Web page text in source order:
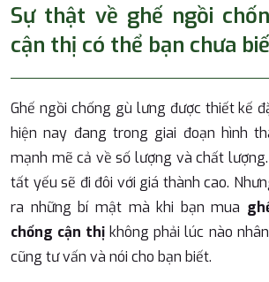
Sự thật về ghế ngồi
cận thị có thể bạn chưa
Ghế ngồi chống gù lưng được thiết kế
hiện nay đang trong giai đoạn hình
mạnh mẽ cả về số lượng và chất
tất yếu sẽ đi đôi với giá thành cao.
ra những bí mật mà khi bạn mua
chống cận thị không phải lúc nào
cũng tư vấn và nói cho bạn biết.